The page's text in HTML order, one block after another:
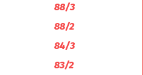
88/3
88/2
84/3
83/2